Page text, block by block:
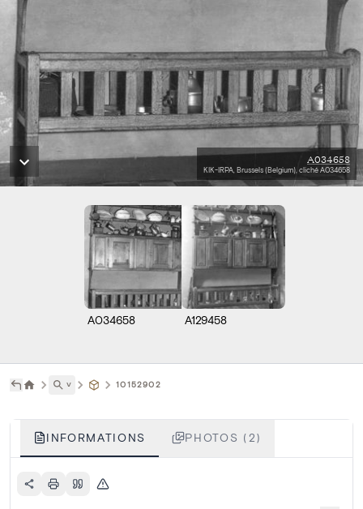
A034658
KIK-IRPA, Brussels (Belgium), cliché A034658
A034658 A129458
˅ 10152902
INFORMATIONS PHOTOS (2)